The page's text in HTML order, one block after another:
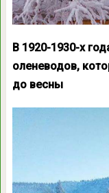
В 1920-1930-х
оленеводов,
до весны